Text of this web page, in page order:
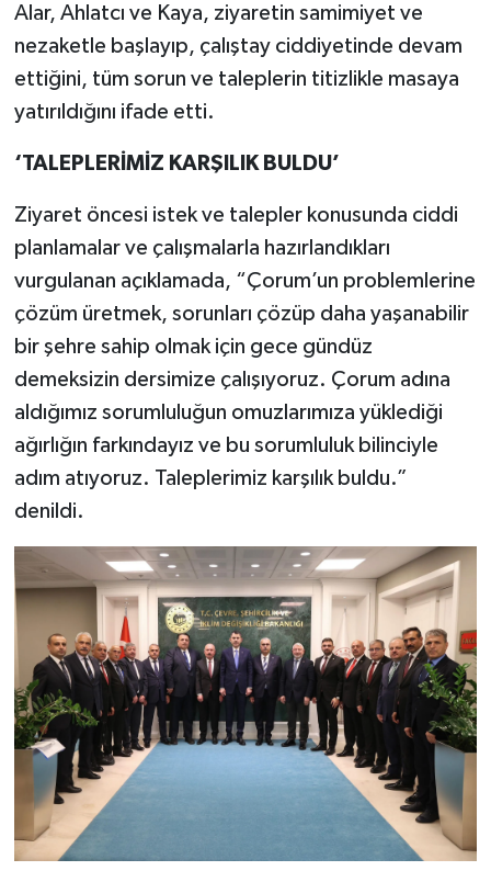
Alar, Ahlatcı ve Kaya, ziyaretin samimiyet ve
nezaketle başlayıp, çalıştay ciddiyetinde devam
ettiğini, tüm sorun ve taleplerin titizlikle masaya
yatırıldığını ifade etti.
‘TALEPLERİMİZ KARŞILIK BULDU’
Ziyaret öncesi istek ve talepler konusunda ciddi
planlamalar ve çalışmalarla hazırlandıkları
vurgulanan açıklamada, “Çorum’un problemlerine
çözüm üretmek, sorunları çözüp daha yaşanabilir
bir şehre sahip olmak için gece gündüz
demeksizin dersimize çalışıyoruz. Çorum adına
aldığımız sorumluluğun omuzlarımıza yüklediği
ağırlığın farkındayız ve bu sorumluluk bilinciyle
adım atıyoruz. Taleplerimiz karşılık buldu.”
denildi.